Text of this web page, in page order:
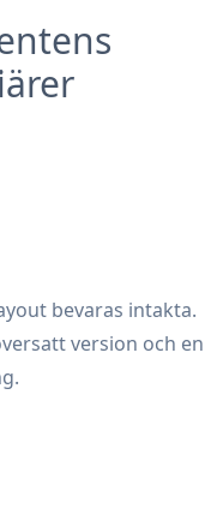
bevaras intakta.
version och en